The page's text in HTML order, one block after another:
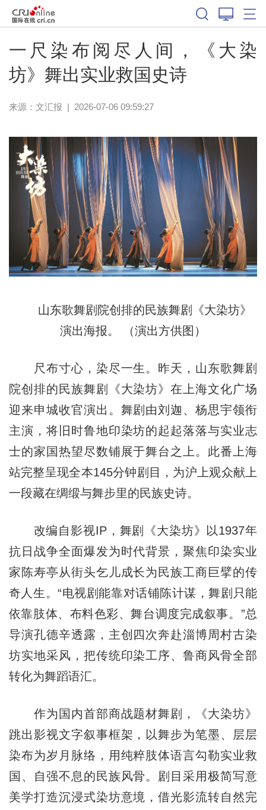
一尺染布阅尽人间，《大染
坊》舞出实业救国史诗
来源： 文汇报 | 2026-07-06 09:59:27
山东歌舞剧院创排的民族舞剧《大染坊》
演出海报。 （演出方供图）
尺布寸心，染尽一生。昨天，山东歌舞剧
院创排的民族舞剧《大染坊》在上海文化广场
迎来申城收官演出。舞剧由刘迦、杨思宇领衔
主演，将旧时鲁地印染坊的起起落落与实业志
士的家国热望尽数铺展于舞台之上。此番上海
站完整呈现全本145分钟剧目，为沪上观众献上
一段藏在绸缎与舞步里的民族史诗。
改编自影视IP，舞剧《大染坊》以1937年
抗日战争全面爆发为时代背景，聚焦印染实业
家陈寿亭从街头乞儿成长为民族工商巨擘的传
奇人生。“电视剧能靠对话铺陈计谋，舞剧只能
依靠肢体、布料色彩、舞台调度完成叙事。”总
导演孔德辛透露，主创四次奔赴淄博周村古染
坊实地采风，把传统印染工序、鲁商风骨全部
转化为舞蹈语汇。
作为国内首部商战题材舞剧，《大染坊》
跳出影视文字叙事框架，以舞步为笔墨、层层
染布为岁月脉络，用纯粹肢体语言勾勒实业救
国、自强不息的民族风骨。剧目采用极简写意
美学打造沉浸式染坊意境，借光影流转自然完